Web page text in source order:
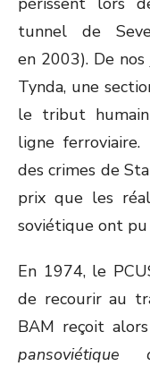
tunnel de
en 2003). De
Tynda, une
le tribut
ligne ferroviaire.
des crimes de
prix que les
soviétique ont
En 1974, le
de recourir au
BAM reçoit
pansoviétique